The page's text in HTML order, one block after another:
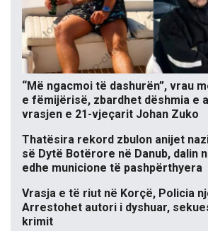
“Më ngacmoi të dashurën”, vrau
e fëmijërisë, zbardhet dëshmia e
vrasjen e 21-vjeçarit Johan Zuko
Thatësira rekord zbulon anijet
së Dytë Botërore në Danub, dalin
edhe municione të pashpërthyera
Vrasja e të riut në Korçë, Policia
Arrestohet autori i dyshuar,
krimit